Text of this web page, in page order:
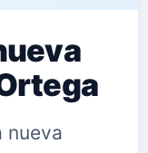
nueva